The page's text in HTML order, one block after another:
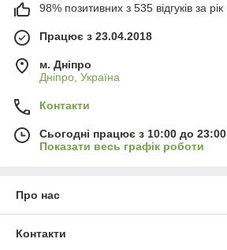
98% позитивних з 535 відгуків за рік
Працює з 23.04.2018
м. Дніпро
Дніпро, Україна
Контакти
Сьогодні працює з 10:00 до 23:00
Показати весь графік роботи
Про нас
Контакти